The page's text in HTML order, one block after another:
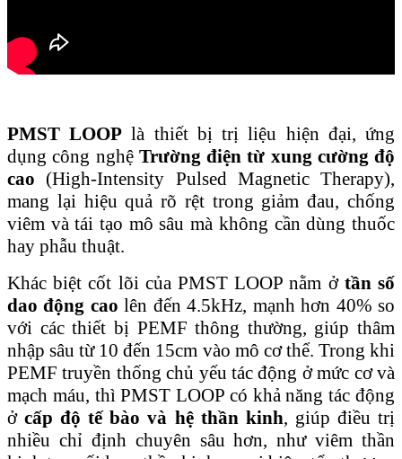
PMST LOOP là thiết bị trị liệu hiện đại, ứng
dụng công nghệ Trường điện từ xung cường độ
cao (High-Intensity Pulsed Magnetic Therapy),
mang lại hiệu quả rõ rệt trong giảm đau, chống
viêm và tái tạo mô sâu mà không cần dùng thuốc
hay phẫu thuật.
Khác biệt cốt lõi của PMST LOOP nằm ởtần số
dao động cao lên đến 4.5kHz, mạnh hơn 40% so
với các thiết bị PEMF thông thường, giúp thâm
nhập sâu từ 10 đến 15cm vào mô cơ thể. Trong khi
PEMF truyền thống chủ yếu tác động ở mức cơ và
mạch máu, thì PMST LOOP có khả năng tác động
ởcấp độ tế bào và hệ thần kinh, giúp điều trị
nhiều chỉ định chuyên sâu hơn, như viêm thần